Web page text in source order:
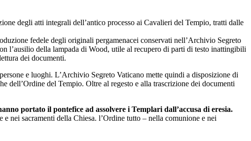
degli atti integrali dell’antico processo ai Cavalieri del Tempio, tratti dalle
fedele degli originali pergamenacei conservati nell’Archivio Segreto
l’ausilio della lampada di Wood, utile al recupero di parti di testo inattingibili
dei documenti.
e luoghi. L’Archivio Segreto Vaticano mette quindi a disposizione di
dell’Ordine del Tempio. Oltre al regesto e alla trascrizione dei documenti
portato il pontefice ad assolvere i Templari dall’accusa di eresia.
nei sacramenti della Chiesa. l’Ordine tutto – nella comunione e nei